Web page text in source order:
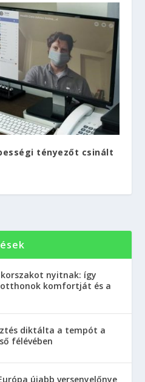
tényezőt csinált
nyitnak: így
komfortját és a
diktálta a tempót a
félévében
újabb versenyelőnye